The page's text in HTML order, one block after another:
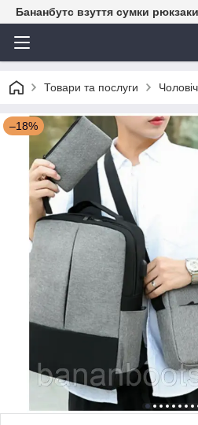
Бананбутс взуття сумки
Товари та послуги
–18%